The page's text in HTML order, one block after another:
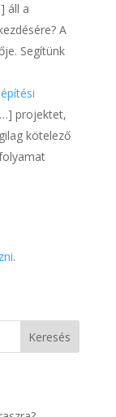
áll a
A
Segítünk
projektet,
kötelező
.
Keresés